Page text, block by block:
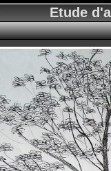
Etude